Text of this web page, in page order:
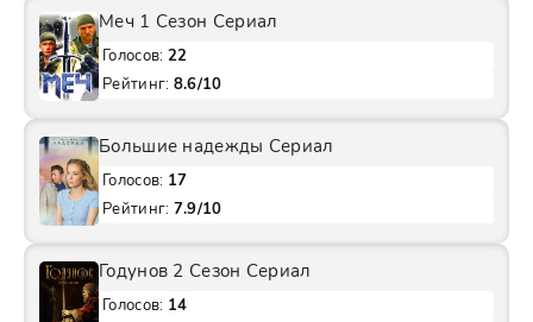
Меч 1 Сезон Сериал
Голосов: 22
Рейтинг: 8.6/10
Большие надежды Сериал
Голосов: 17
Рейтинг: 7.9/10
Годунов 2 Сезон Сериал
Голосов: 14